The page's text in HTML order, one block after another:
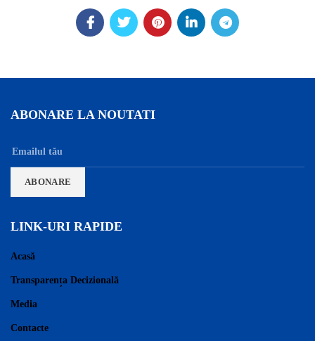
ABONARE LA NOUTATI
LINK-URI RAPIDE
Acasă
Transparența Decizională
Media
Contacte